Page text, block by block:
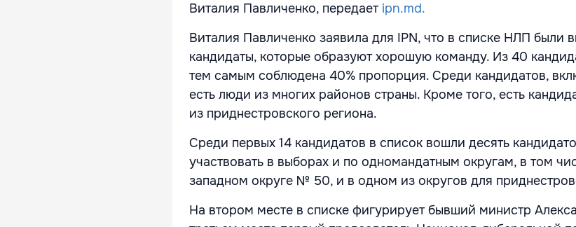
Виталия Павличенко, передает ipn.md.
Виталия Павличенко заявила для IPN, что в списке НЛП были
кандидаты, которые образуют хорошую команду. Из 40
тем самым соблюдена 40% пропорция. Среди кандидатов,
есть люди из многих районов страны. Кроме того, есть
из приднестровского региона.
Среди первых 14 кандидатов в список вошли десять
участвовать в выборах и по одномандатным округам, в том
западном округе № 50, и в одном из округов для
На втором месте в списке фигурирует бывший министр